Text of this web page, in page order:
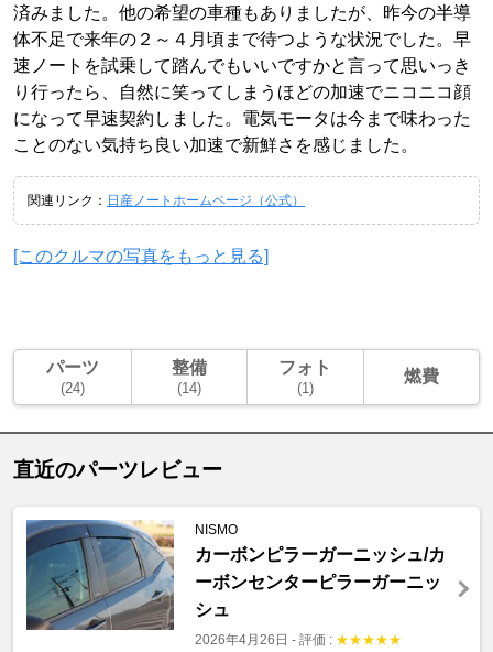
済みました。他の希望の車種もありましたが、昨今の半導
体不足で来年の２～４月頃まで待つような状況でした。早
速ノートを試乗して踏んでもいいですかと言って思いっき
り行ったら、自然に笑ってしまうほどの加速でニコニコ顔
になって早速契約しました。電気モータは今まで味わった
ことのない気持ち良い加速で新鮮さを感じました。
関連リンク： 日産ノートホームページ（公式）
[このクルマの写真をもっと見る]
パーツ
(24)
整備
(14)
フォト
(1)
燃費
直近のパーツレビュー
NISMO
カーボンピラーガーニッシュ/カ
ーボンセンターピラーガーニッ
シュ
2026年4月26日 - 評価 : ★★★★★